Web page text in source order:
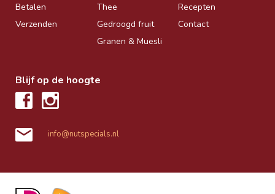
Betalen
Verzenden
Thee
Gedroogd fruit
Granen & Muesli
Recepten
Contact
Blijf op de hoogte
info@nutspecials.nl